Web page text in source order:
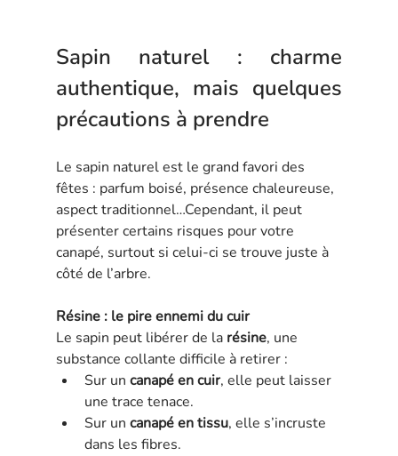
Sapin naturel : charme
authentique, mais quelques
précautions à prendre
Le sapin naturel est le grand favori des
fêtes : parfum boisé, présence chaleureuse,
aspect traditionnel…Cependant, il peut
présenter certains risques pour votre
canapé, surtout si celui-ci se trouve juste à
côté de l’arbre.
Résine : le pire ennemi du cuir
Le sapin peut libérer de la résine, une
substance collante difficile à retirer :
Sur un canapé en cuir, elle peut laisser
une trace tenace.
Sur un canapé en tissu, elle s’incruste
dans les fibres.